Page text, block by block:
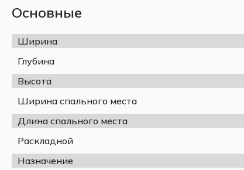
Основные
Ширина
Глубина
Высота
Ширина спального места
Длина спального места
Раскладной
Назначение